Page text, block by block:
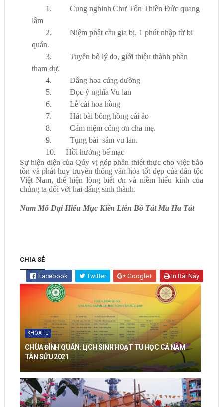
1. Cung nghinh Chư Tôn Thiền Đức quang
lâm
2. Niệm phật cầu gia bị, 1 phút nhập từ bi
quán.
3. Tuyên bố lý do, giới thiệu thành phần
tham dự.
4. Dâng hoa cúng dường
5. Đọc ý nghĩa Vu lan
6. Lễ cài hoa hồng
7. Hát bài bông hồng cài áo
8. Cảm niệm công ơn cha mẹ.
9. Tụng bài sám vu lan.
10. Hồi hướng bế mạc
Sự hiện diện củaQúy vị gópphần thiết thực cho việc bảo
tồn và phát huy truyền thống văn hóa tốt đẹp của dân tộc
Việt Nam, thể hiện lòng biết ơn và niềm hiếu kính của
chúng ta đối với hai đấng sinh thành.
Nam Mô Đại Hiếu Mục Kiền Liên Bồ Tát Ma Ha Tát
CHIA SẺ
Facebook Twitter Google+ In Bài Này
KHÓA TU
CHÙA ĐÌNH QUÁN: LỊCH SINH HOẠT TU HỌC CẢ NĂM
TÂN SỬU 2021